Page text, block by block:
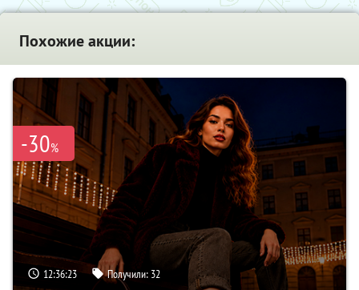
Похожие акции:
-30%
12:36:22 Получили: 32